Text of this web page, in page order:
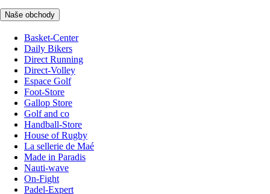
Naše obchody
Basket-Center
Daily Bikers
Direct Running
Direct-Volley
Espace Golf
Foot-Store
Gallop Store
Golf and co
Handball-Store
House of Rugby
La sellerie de Maé
Made in Paradis
Nauti-wave
On-Fight
Padel-Expert